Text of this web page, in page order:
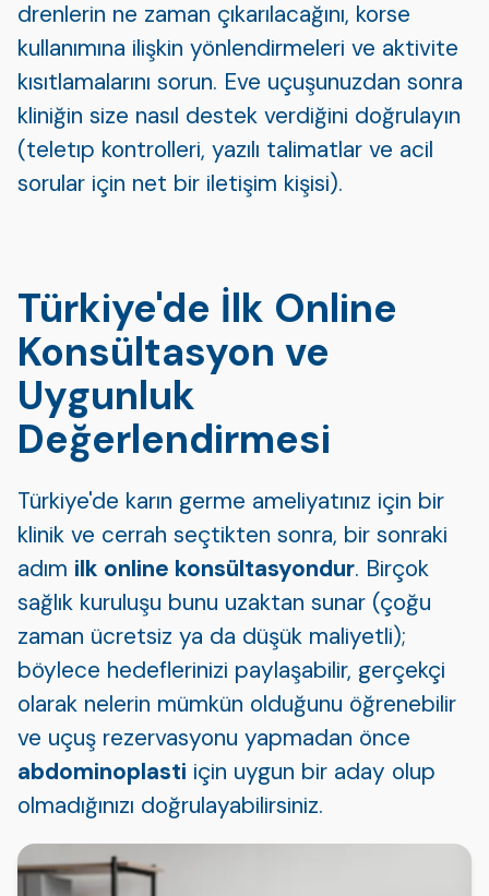
drenlerin ne zaman çıkarılacağını, korse
kullanımına ilişkin yönlendirmeleri ve aktivite
kısıtlamalarını sorun. Eve uçuşunuzdan sonra
kliniğin size nasıl destek verdiğini doğrulayın
(teletıp kontrolleri, yazılı talimatlar ve acil
sorular için net bir iletişim kişisi).
Türkiye'de İlk Online
Konsültasyon ve
Uygunluk
Değerlendirmesi
Türkiye'de karın germe ameliyatınız için bir
klinik ve cerrah seçtikten sonra, bir sonraki
adım ilk online konsültasyondur. Birçok
sağlık kuruluşu bunu uzaktan sunar (çoğu
zaman ücretsiz ya da düşük maliyetli);
böylece hedeflerinizi paylaşabilir, gerçekçi
olarak nelerin mümkün olduğunu öğrenebilir
ve uçuş rezervasyonu yapmadan önce
abdominoplasti için uygun bir aday olup
olmadığınızı doğrulayabilirsiniz.